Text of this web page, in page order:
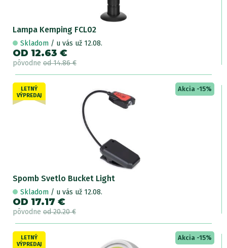
Lampa Kemping FCL02
Skladom / u vás už 12.08.
OD 12.63 €
pôvodne od 14.86 €
LETNÝ
VÝPREDAJ
Akcia -15%
Spomb Svetlo Bucket Light
Skladom / u vás už 12.08.
OD 17.17 €
pôvodne od 20.20 €
LETNÝ
VÝPREDAJ
Akcia -15%